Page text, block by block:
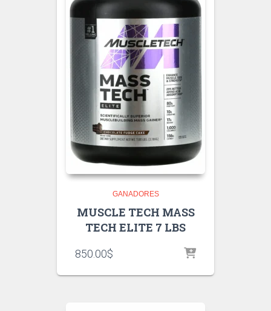
GANADORES
MUSCLE TECH MASS
TECH ELITE 7 LBS
850.00$